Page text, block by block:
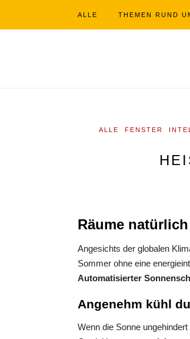
ALLE THEMEN RUND
ALLE FENSTER
Räume
Angesichts der globalen
Sommer ohne eine
Automatisierter
Angenehm kühl
Wenn die Sonne